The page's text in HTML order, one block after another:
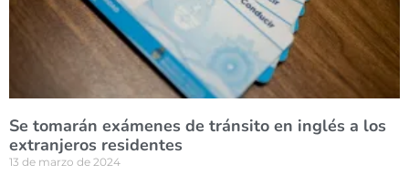
Se tomarán exámenes de tránsito en inglés a los
extranjeros residentes
13 de marzo de 2024